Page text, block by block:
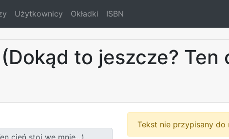
Użytkownicy Okładki ISBN
to jeszcze? Ten
Tekst nie przypisany